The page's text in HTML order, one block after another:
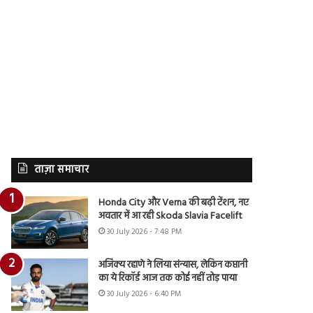
ताज़ा समाचार
Honda City और Verna की बढ़ी टेंशन, नए
अवतार में आ रही Skoda Slavia Facelift
30 July 2026 - 7:48 PM
अजिंक्य रहाणे ने लिया संन्यास, लेकिन कप्तानी
का ये रिकॉर्ड आज तक कोई नहीं तोड़ पाया
30 July 2026 - 6:40 PM